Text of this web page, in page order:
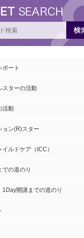
ポート
スターの活動
活動
ョン(R)スター
ルドケア（ICC）
での道のり
1Day開講までの道のり